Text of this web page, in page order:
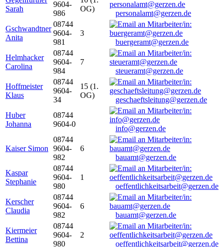
Sarah
9604-
986
OG)
personalamt@gerzen.de
Gschwandtner
Anita
08744
9604-
981
3
buergeramt@gerzen.de
Helmhacker
Carolina
08744
9604-
984
7
steueramt@gerzen.de
Hoffmeister
Klaus
08744
9604-
34
15 (1.
OG)
geschaeftsleitung@gerzen.de
Huber
Johanna
08744
9604-0
info@gerzen.de
Kaiser Simon
08744
9604-
982
6
bauamt@gerzen.de
Kaspar
Stephanie
08744
9604-
980
1
oeffentlichkeitsarbeit@gerzen.de
Kerscher
Claudia
08744
9604-
982
6
bauamt@gerzen.de
Kiermeier
Bettina
08744
9604-
980
2
oeffentlichkeitsarbeit@gerzen.de